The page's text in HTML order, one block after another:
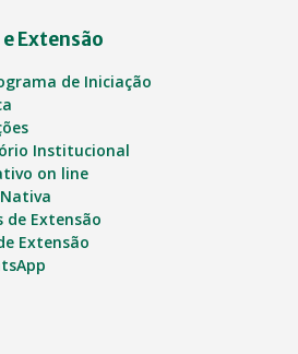
Extensão
de Iniciação
Institucional
on line
de Extensão
Extensão